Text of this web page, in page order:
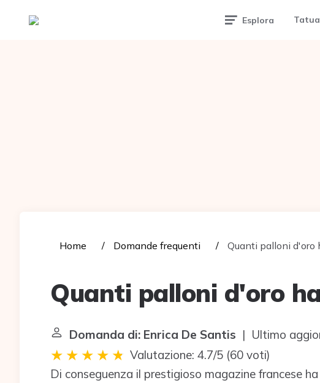
Tattoomuse.it Esplora
Home Domande frequenti Quanti palloni d'oro
Quanti palloni d'oro
Domanda di: Enrica De Santis | Ultimo
Valutazione: 4.7/5 (60 voti)
Di conseguenza il prestigioso magazine francese